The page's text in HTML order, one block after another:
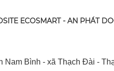
ECOSMART - AN PHÁT
Nam Bình - xã Thạch Đài -